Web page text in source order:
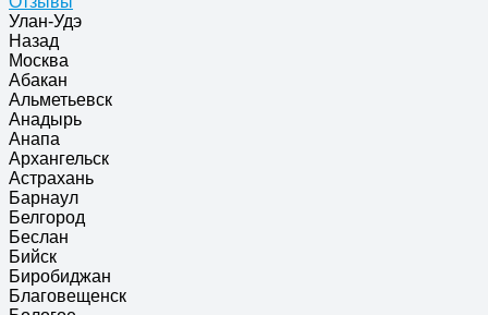
Улан-Удэ
Назад
Москва
Абакан
Альметьевск
Анадырь
Анапа
Архангельск
Астрахань
Барнаул
Белгород
Беслан
Бийск
Биробиджан
Благовещенск